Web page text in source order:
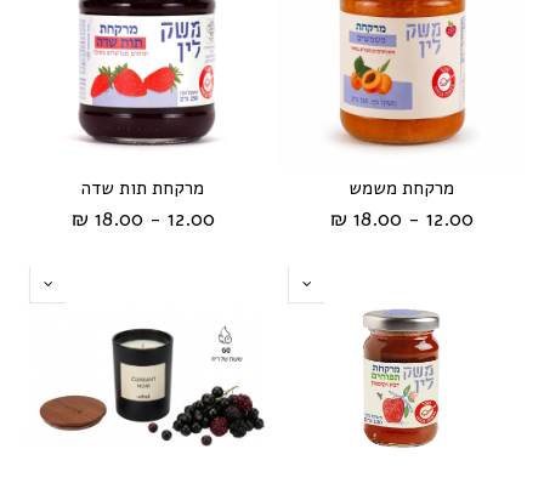
מרקחת משמש
12.00 - 18.00 ₪
מרקחת תות שדה
12.00 - 18.00 ₪